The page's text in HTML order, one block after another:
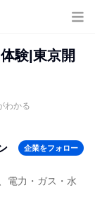
験|東京開
わかる
企業をフォロー
電力・ガス・水